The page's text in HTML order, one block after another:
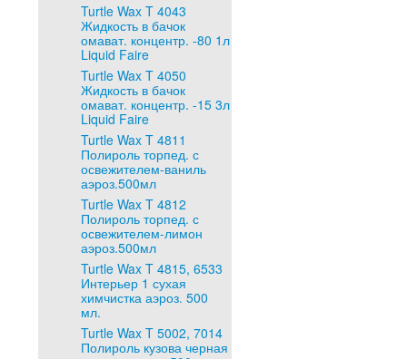
Turtle Wax T 4043
Жидкость в бачок
омават. концентр. -80 1л
Liquid Faire
Turtle Wax T 4050
Жидкость в бачок
омават. концентр. -15 3л
Liquid Faire
Turtle Wax T 4811
Полироль торпед. с
освежителем-ваниль
аэроз.500мл
Turtle Wax T 4812
Полироль торпед. с
освежителем-лимон
аэроз.500мл
Turtle Wax T 4815, 6533
Интерьер 1 сухая
химчистка аэроз. 500
мл.
Turtle Wax T 5002, 7014
Полироль кузова черная